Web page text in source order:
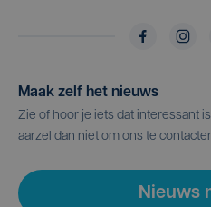
Maak zelf het nieuws
Zie of hoor je iets dat interessant
aarzel dan niet om ons te
Nieuws